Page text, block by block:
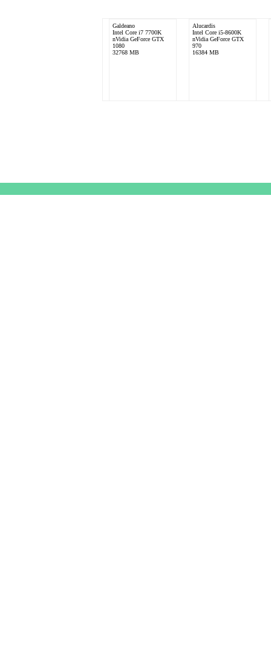
Galdeano
Intel Core i7 7700K
nVidia GeForce GTX
1080
32768 MB
Alucardis
Intel Core i5-8600K
nVidia GeForce GTX
970
16384 MB